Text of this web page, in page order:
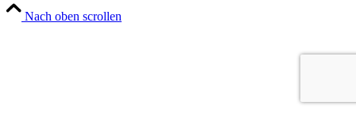
Nach oben scrollen